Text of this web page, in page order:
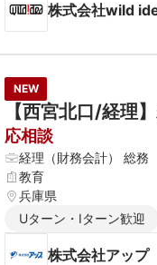
株式会社wild
NEW
【西宮北口/経理
応相談
経理（財務会計） 総務
教育
兵庫県
Uターン・Iターン歓迎
株式会社アップ